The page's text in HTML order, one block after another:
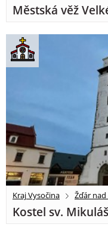
Městská věž
Kraj Vysočina Žďár nad
Kostel sv.